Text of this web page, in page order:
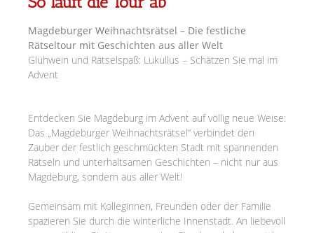
Magdeburger Weihnachtsrätsel – Die festliche
Rätseltour mit Geschichten aus aller Welt
Glühwein und Rätselspaß: Lukullus – Schätzen Sie mal im
Advent
Entdecken Sie Magdeburg im Advent auf völlig neue Weise:
Das „Magdeburger Weihnachtsrätsel“ verbindet den
Zauber der festlich geschmückten Stadt mit spannenden
Rätseln und unterhaltsamen Geschichten – nicht nur aus
Magdeburg, sondern aus aller Welt!
Gemeinsam mit Kolleginnen, Freunden oder der Familie
spazieren Sie durch die winterliche Innenstadt. An liebevoll